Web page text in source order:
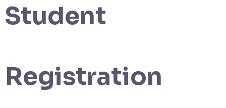
Student
Registration